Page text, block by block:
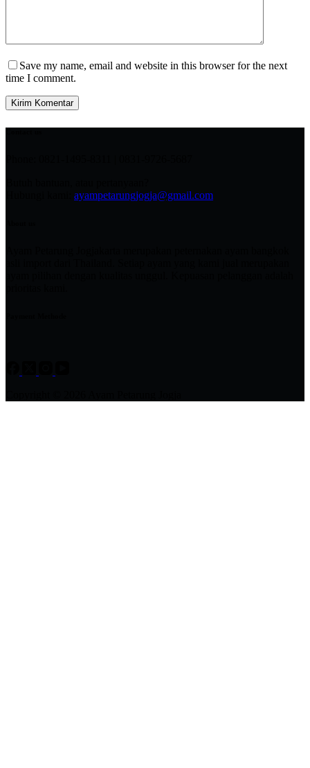
Save my name, email and website in this browser for the next
time I comment.
Kirim Komentar
ayampetarungjogja@gmail.com